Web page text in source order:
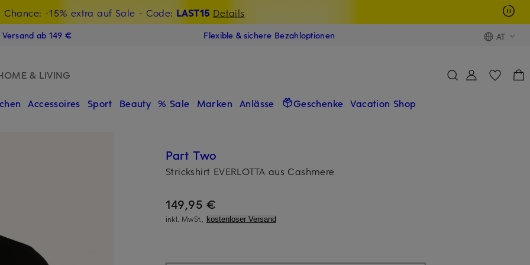
Chance: -15% extra auf Sale - Code: LAST15 Details
Willkommensgutschein mit Beyond sichern
ab 149 € Flexible & sichere Bezahloptionen AT
& LIVING
Accessoires Sport Beauty % Sale Marken Anlässe Geschenke Vacation Shop
Part Two
Strickshirt EVERLOTTA aus Cashmere
149,95 €
inkl. MwSt., kostenloser Versand